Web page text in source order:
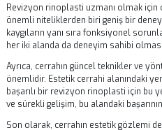
Revizyon rinoplasti, daha önce
düzeltilmesi amacıyla yapılan bir
deneyimi oldukça önemlidir.
daha fazla bilgi almak için bizimle
Revizyon Rinoplasti
Nitelikleri